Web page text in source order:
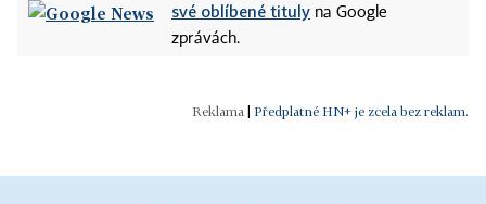
své oblíbené tituly na Google
zprávách.
Předplatné HN+ je zcela bez reklam.